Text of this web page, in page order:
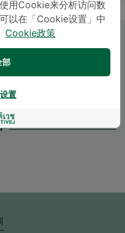
-
用Cookie来分析访问数
以在「Cookie设置」中
Cookie政策
部
置